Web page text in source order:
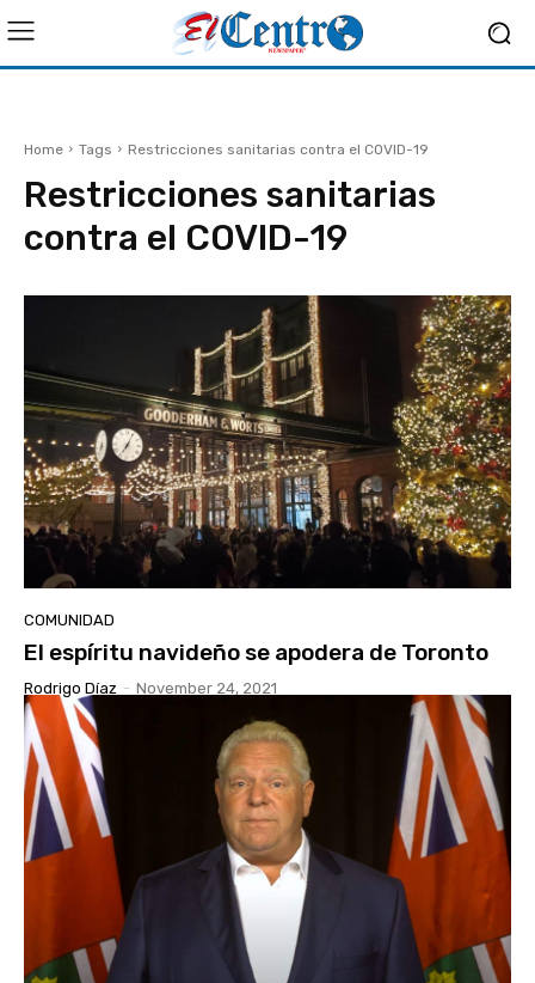
Home Tags Restricciones sanitarias contra el COVID-19
Restricciones sanitarias
contra el COVID-19
COMUNIDAD
El espíritu navideño se apodera de Toronto
Rodrigo Díaz - November 24, 2021